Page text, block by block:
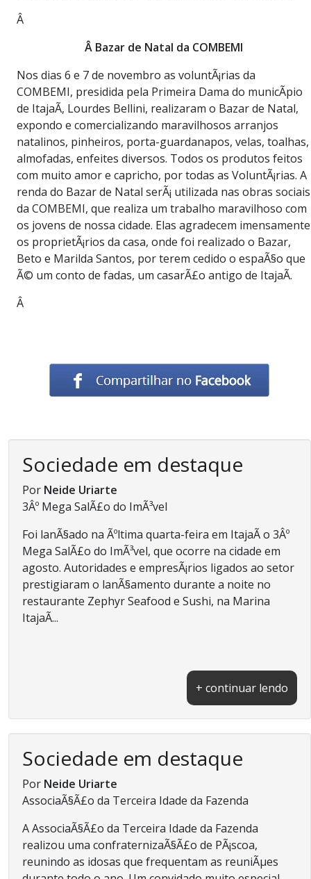
Â
Â Bazar de Natal da COMBEMI
Nos dias 6 e 7 de novembro as voluntÃ¡rias da
COMBEMI, presidida pela Primeira Dama do municÃ­pio
de ItajaÃ­, Lourdes Bellini, realizaram o Bazar de Natal,
expondo e comercializando maravilhosos arranjos
natalinos, pinheiros, porta-guardanapos, velas, toalhas,
almofadas, enfeites diversos. Todos os produtos feitos
com muito amor e capricho, por todas as VoluntÃ¡rias. A
renda do Bazar de Natal serÃ¡ utilizada nas obras sociais
da COMBEMI, que realiza um trabalho maravilhoso com
os jovens de nossa cidade. Elas agradecem imensamente
os proprietÃ¡rios da casa, onde foi realizado o Bazar,
Beto e Marilda Santos, por terem cedido o espaÃ§o que
Ã© um conto de fadas, um casarÃ£o antigo de ItajaÃ­.
Â
Sociedade em destaque
Por Neide Uriarte
3Âº Mega SalÃ£o do ImÃ³vel
Foi lanÃ§ado na Ãºltima quarta-feira em ItajaÃ­ o 3Âº
Mega SalÃ£o do ImÃ³vel, que ocorre na cidade em
agosto. Autoridades e empresÃ¡rios ligados ao setor
prestigiaram o lanÃ§amento durante a noite no
restaurante Zephyr Seafood e Sushi, na Marina
ItajaÃ­...
+ continuar lendo
Sociedade em destaque
Por Neide Uriarte
AssociaÃ§Ã£o da Terceira Idade da Fazenda
A AssociaÃ§Ã£o da Terceira Idade da Fazenda
realizou uma confraternizaÃ§Ã£o de PÃ¡scoa,
reunindo as idosas que frequentam as reuniÃµes